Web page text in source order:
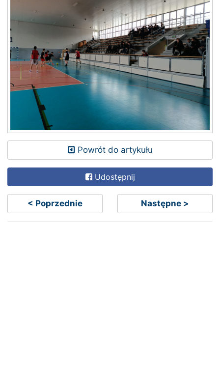
Powrót do artykułu
Udostępnij
< Poprzednie Następne >